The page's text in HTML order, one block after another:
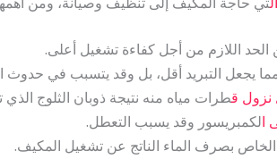
الحد اللازم من أجل كفاءة تشغيل أعلى.
يجعل التبريد أقل، بل وقد يتسبب في حدوث
نزول قطرات مياه منه نتيجة ذوبان الثلوج
الكمبريسور وقد يسبب التعطل.
بصرف الماء الناتج عن تشغيل المكيف.